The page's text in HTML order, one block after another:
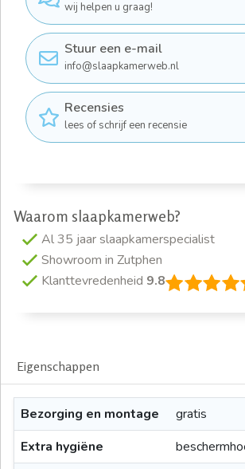
wij helpen u graag!
Stuur een e-mail
info@slaapkamerweb.nl
Recensies
lees of schrijf een recensie
Waarom slaapkamerweb?
Al 35 jaar slaapkamerspecialist
Showroom in Zutphen
Klanttevredenheid 9.8
Eigenschappen
Bezorging en montage
gratis
Extra hygiëne